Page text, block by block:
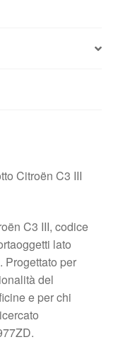
Citroën C3 III
C3 III, codice
lato
Progettato per
del
e per chi